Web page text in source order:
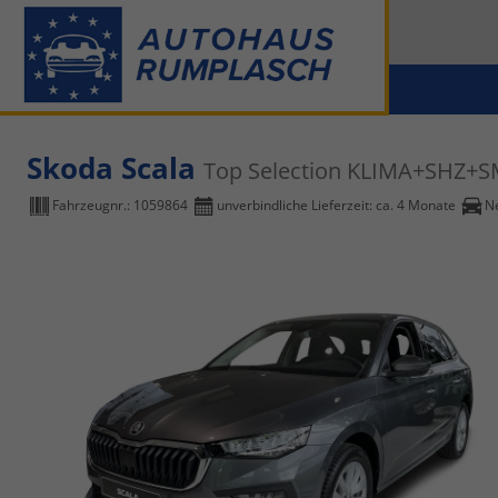
Skoda Scala Top Selection
Fahrzeugnr.: 1059864 unverbindliche Lieferzeit: ca. 4 Monate